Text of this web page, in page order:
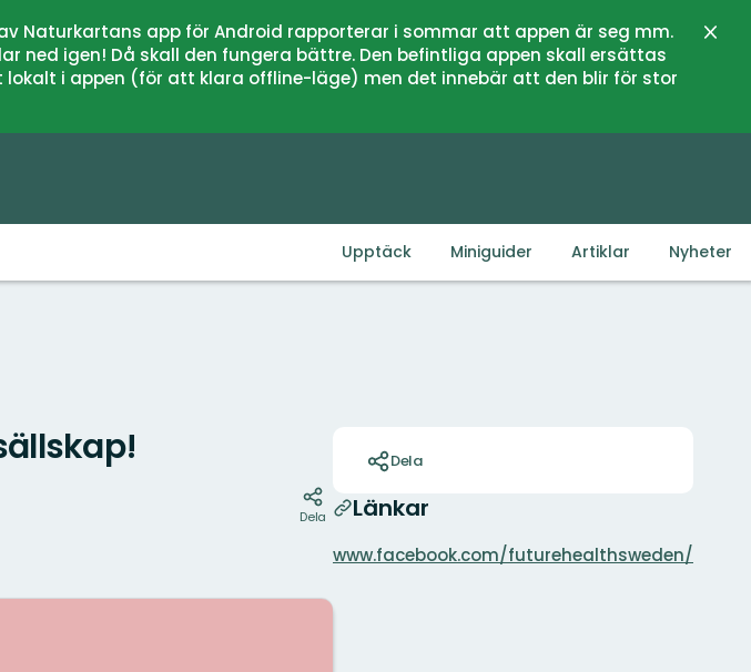
Naturkartans app för Android rapporterar i sommar att appen är seg mm.
ned igen! Då skall den fungera bättre. Den befintliga appen skall ersättas
i appen (för att klara offline-läge) men det innebär att den blir för stor
Upptäck Miniguider Artiklar Nyheter
Dela
Dela
Länkar
www.facebook.com/futurehealthsweden/